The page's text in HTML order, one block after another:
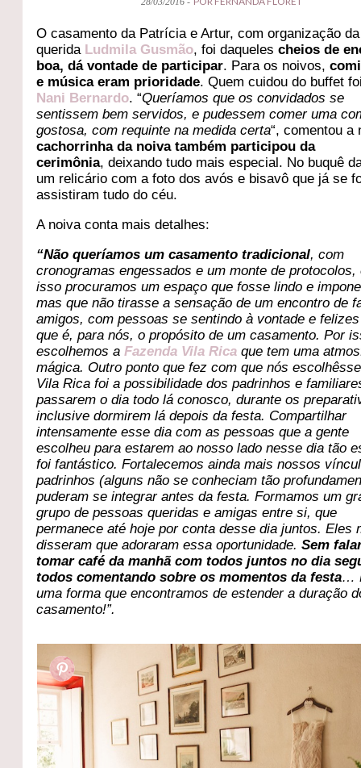
O casamento da Patrícia e Artur, com organização da
querida Ludmila Gusmão, foi daquelescheios de
boa, dá vontade de participar. Para os noivos,
e música eram prioridade. Quem cuidou do buffet
Nani Bernardo. “Queríamos que os convidados se
sentissem bem servidos, e pudessem comer uma
gostosa, com requinte na medida certa“, comentou a
cachorrinha da noiva também participou da
cerimônia, deixando tudo mais especial. No buquê
um relicário com a foto dos avós e bisavô que já se
assistiram tudo do céu.
A noiva conta mais detalhes:
“Não queríamos um casamento tradicional, com
cronogramas engessados e um monte de protocolos,
isso procuramos um espaço que fosse lindo e
mas que não tirasse a sensação de um encontro de
amigos, com pessoas se sentindo à vontade e
que é, para nós, o propósito de um casamento. Por
escolhemos aFazenda Vila Rica que tem uma
mágica. Outro ponto que fez com que nós
Vila Rica foi a possibilidade dos padrinhos e
passarem o dia todo lá conosco, durante os
inclusive dormirem lá depois da festa. Compartilhar
intensamente esse dia com as pessoas que a gente
escolheu para estarem ao nosso lado nesse dia tão
foi fantástico. Fortalecemos ainda mais nossos
padrinhos (alguns não se conheciam tão
puderam se integrar antes da festa. Formamos um
grupo de pessoas queridas e amigas entre si, que
permanece até hoje por conta desse dia juntos. Eles
disseram que adoraram essa oportunidade.Sem
tomar café da manhã com todos juntos no dia
todos comentando sobre os momentos da festa…
uma forma que encontramos de estender a duração
casamento!”.